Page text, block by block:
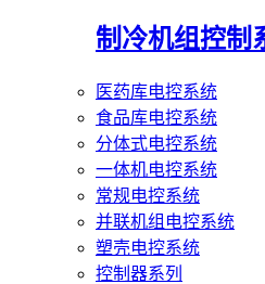
制冷机组控制
医药库电控系统
食品库电控系统
分体式电控系统
一体机电控系统
常规电控系统
并联机组电控系统
塑壳电控系统
控制器系列